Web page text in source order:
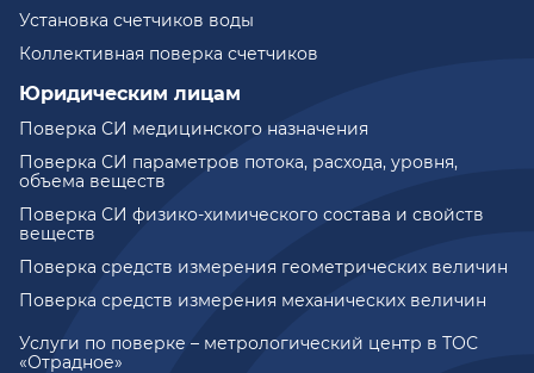
Услуги по поверке – метрологический центр в ТОС
«Отрадное»
Установка счетчиков воды
Коллективная поверка счетчиков
Юридическим лицам
Поверка СИ медицинского назначения
Поверка СИ параметров потока, расхода, уровня,
объема веществ
Поверка СИ физико-химического состава и свойств
веществ
Поверка средств измерения геометрических величин
Поверка средств измерения механических величин